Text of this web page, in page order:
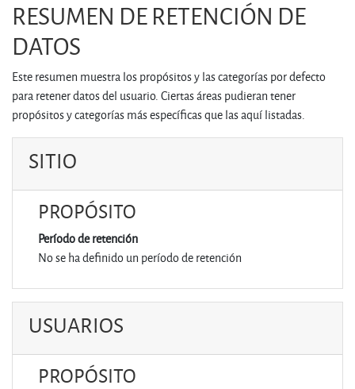
Salta al contenido principal
RESUMEN DE RETENCIÓN DE
DATOS
Este resumen muestra los propósitos y las categorías por defecto
para retener datos del usuario. Ciertas áreas pudieran tener
propósitos y categorías más específicas que las aquí listadas.
SITIO
PROPÓSITO
Período de retención
No se ha definido un período de retención
USUARIOS
PROPÓSITO